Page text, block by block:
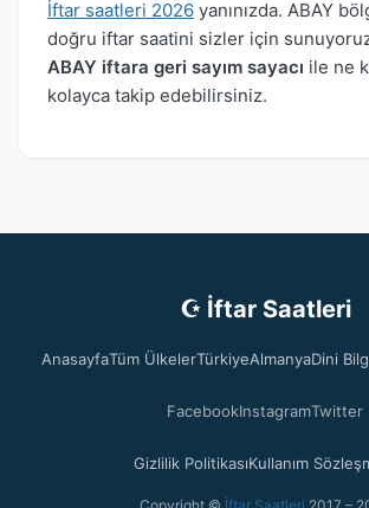
İftar saatleri 2026 yanınızda. ABAY
doğru iftar saatini sizler için
ABAY iftara geri sayım sayacı ile ne
kolayca takip edebilirsiniz.
☪ İftar Saatleri
AnasayfaTüm ÜlkelerTürkiyeAlmanyaDini
FacebookInstagramTwitter
Gizlilik PolitikasıKullanım